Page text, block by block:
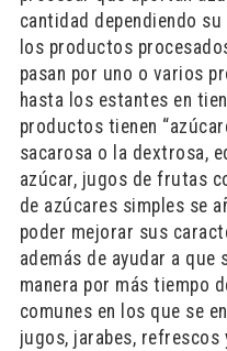
cantidad dependiendo
los productos
pasan por uno o varios
hasta los estantes en
productos tienen
sacarosa o la dextrosa,
azúcar, jugos de frutas
de azúcares simples se
poder mejorar sus
además de ayudar a que
manera por más tiempo
comunes en los que se
jugos, jarabes, refrescos